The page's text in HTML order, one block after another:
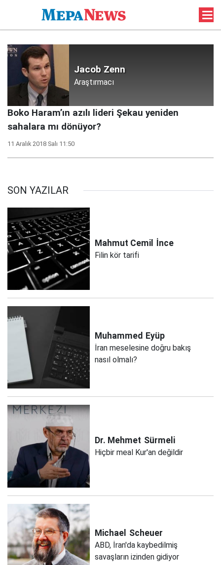
Jacob Zenn
Araştırmacı
Boko Haram’ın azılı lideri Şekau yeniden
sahalara mı dönüyor?
11 Aralık 2018 Salı 11:50
SON YAZILAR
Mahmut Cemil İnce
Filin kör tarifi
Muhammed Eyüp
İran meselesine doğru bakış
nasıl olmalı?
Dr. Mehmet Sürmeli
Hiçbir meal Kur'an değildir
Michael Scheuer
ABD, İran'da kaybedilmiş
savaşların izinden gidiyor